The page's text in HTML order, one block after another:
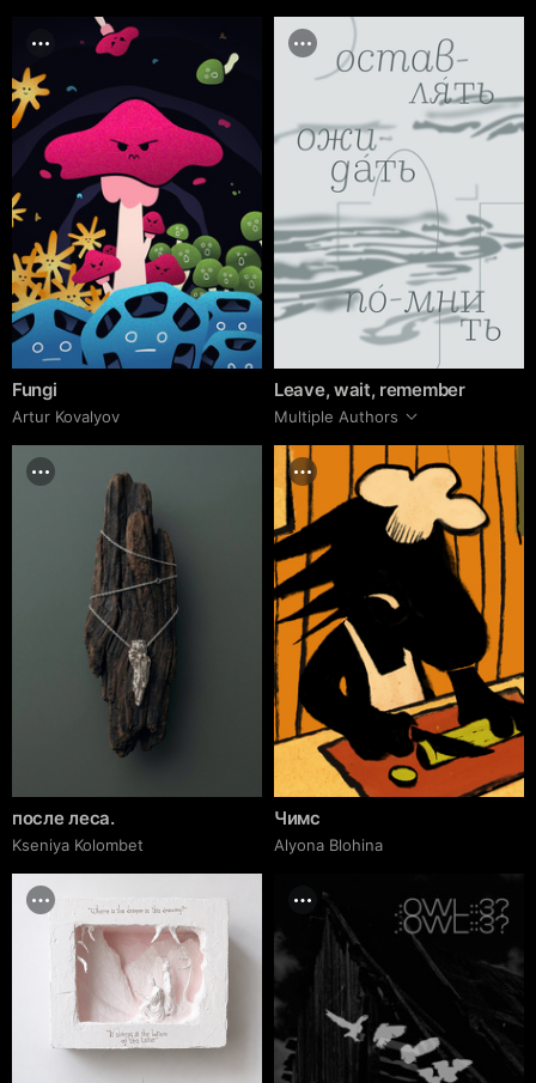
Fungi
Artur Kovalyov
Leave, wait, remember
Multiple Authors
после леса.
Kseniya Kolombet
Чимс
Alyona Blohina